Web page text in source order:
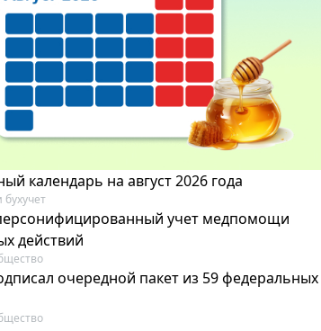
календарь на август 2026 года
бухучет
учет медпомощи
действий
очередной пакет из 59 федеральных